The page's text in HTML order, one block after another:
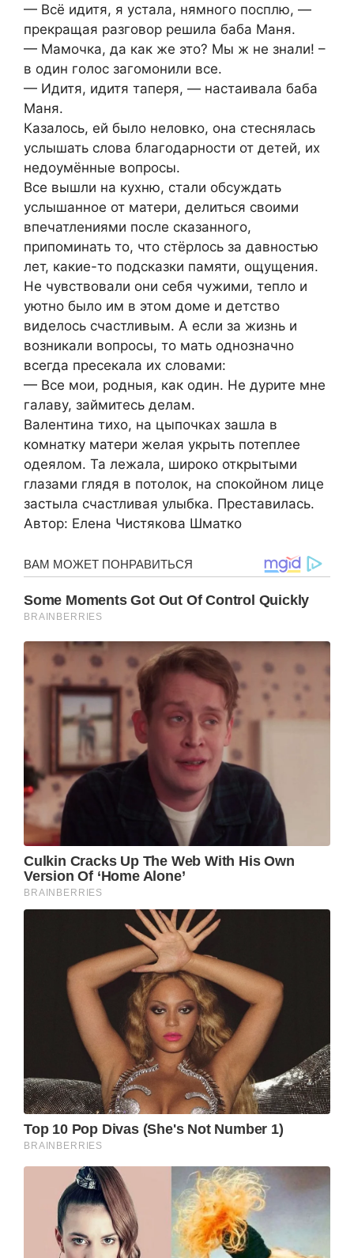
— Всё идитя, я устала, нямного посплю, —
прекращая разговор решила баба Маня.
— Мамочка, да как же это? Мы ж не знали! –
в один голос загомонили все.
— Идитя, идитя таперя, — настаивала баба
Маня.
Казалось, ей было неловко, она стеснялась
услышать слова благодарности от детей, их
недоумённые вопросы.
Все вышли на кухню, стали обсуждать
услышанное от матери, делиться своими
впечатлениями после сказанного,
припоминать то, что стёрлось за давностью
лет, какие-то подсказки памяти, ощущения.
Не чувствовали они себя чужими, тепло и
уютно было им в этом доме и детство
виделось счастливым. А если за жизнь и
возникали вопросы, то мать однозначно
всегда пресекала их словами:
— Все мои, родныя, как один. Не дурите мне
галаву, займитесь делам.
Валентина тихо, на цыпочках зашла в
комнатку матери желая укрыть потеплее
одеялом. Та лежала, широко открытыми
глазами глядя в потолок, на спокойном лице
застыла счастливая улыбка. Преставилась.
Автор: Елена Чистякова Шматко